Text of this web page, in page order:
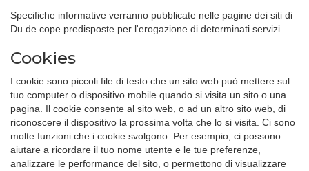
Specifiche informative verranno pubblicate nelle pagine dei siti di
Du de cope predisposte per l'erogazione di determinati servizi.
Cookies
I cookie sono piccoli file di testo che un sito web può mettere sul
tuo computer o dispositivo mobile quando si visita un sito o una
pagina. Il cookie consente al sito web, o ad un altro sito web, di
riconoscere il dispositivo la prossima volta che lo si visita. Ci sono
molte funzioni che i cookie svolgono. Per esempio, ci possono
aiutare a ricordare il tuo nome utente e le tue preferenze,
analizzare le performance del sito, o permettono di visualizzare